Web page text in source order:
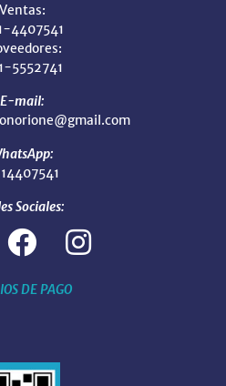
Ventas:
4407541
5552741
E-mail:
Sociales:
DE PAGO